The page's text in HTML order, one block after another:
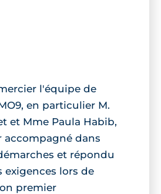
l'équipe de
en particulier M.
et Mme Paula Habib,
accompagné dans
et répondu
exigences lors de
premier